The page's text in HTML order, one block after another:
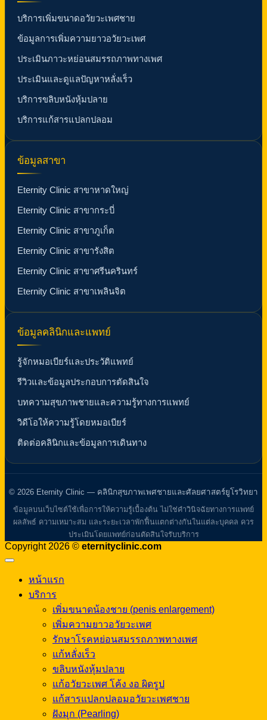
บริการเพิ่มขนาดอวัยวะเพศชาย
ข้อมูลการเพิ่มความยาวอวัยวะเพศ
ประเมินภาวะหย่อนสมรรถภาพทางเพศ
ประเมินและดูแลปัญหาหลั่งเร็ว
บริการขลิบหนังหุ้มปลาย
บริการแก้สารแปลกปลอม
ข้อมูลสาขา
Eternity Clinic สาขาหาดใหญ่
Eternity Clinic สาขากระบี่
Eternity Clinic สาขาภูเก็ต
Eternity Clinic สาขารังสิต
Eternity Clinic สาขาศรีนครินทร์
Eternity Clinic สาขาเพลินจิต
ข้อมูลคลินิกและแพทย์
รู้จักหมอเบียร์และประวัติแพทย์
รีวิวและข้อมูลประกอบการตัดสินใจ
บทความสุขภาพชายและความรู้ทางการแพทย์
วิดีโอให้ความรู้โดยหมอเบียร์
ติดต่อคลินิกและข้อมูลการเดินทาง
© 2026 Eternity Clinic — คลินิกสุขภาพเพศชายและศัลยศาสตร์ยูโรวิทยา
ข้อมูลบนเว็บไซต์ใช้เพื่อการให้ความรู้เบื้องต้น ไม่ใช่คำวินิจฉัยทางการแพทย์
ผลลัพธ์ ความเหมาะสม และระยะเวลาพักฟื้นแตกต่างกันในแต่ละบุคคล ควร
ประเมินโดยแพทย์ก่อนตัดสินใจรับบริการ
Copyright 2026 © eternityclinic.com
หน้าแรก
บริการ
เพิ่มขนาดน้องชาย (penis enlargement)
เพิ่มความยาวอวัยวะเพศ
รักษาโรคหย่อนสมรรถภาพทางเพศ
แก้หลั่งเร็ว
ขลิบหนังหุ้มปลาย
แก้อวัยวะเพศ โค้ง งอ ผิดรูป
แก้สารแปลกปลอมอวัยวะเพศชาย
ฝังมุก (Pearling)